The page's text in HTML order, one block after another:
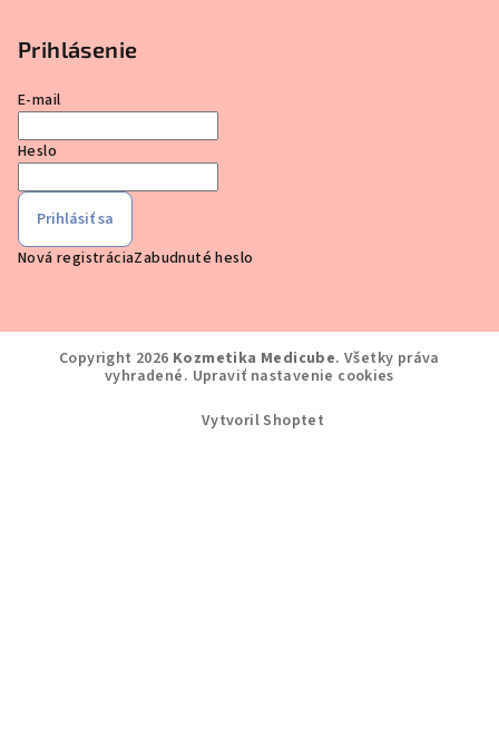
Prihlásenie
E-mail
Heslo
Prihlásiť sa
Nová registráciaZabudnuté heslo
Copyright 2026 Kozmetika Medicube. Všetky práva
vyhradené. Upraviť nastavenie cookies
Vytvoril Shoptet